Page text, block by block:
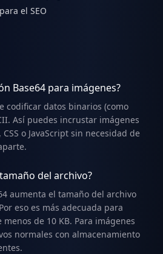
el SEO
Base64 para imágenes?
codificar datos binarios (como
Así puedes incrustar imágenes
o JavaScript sin necesidad de
del archivo?
aumenta el tamaño del archivo
eso es más adecuada para
de 10 KB. Para imágenes
normales con almacenamiento